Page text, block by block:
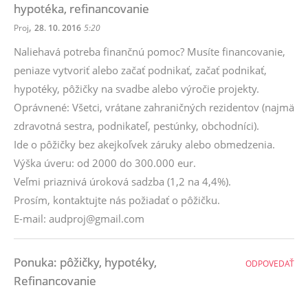
hypotéka, refinancovanie
Proj, 28. 10. 2016 5:20
Naliehavá potreba finančnú pomoc? Musíte financovanie,
peniaze vytvoriť alebo začať podnikať, začať podnikať,
hypotéky, pôžičky na svadbe alebo výročie projekty.
Oprávnené: Všetci, vrátane zahraničných rezidentov (najmä
zdravotná sestra, podnikateľ, pestúnky, obchodníci).
Ide o pôžičky bez akejkoľvek záruky alebo obmedzenia.
Výška úveru: od 2000 do 300.000 eur.
Veľmi priaznivá úroková sadzba (1,2 na 4,4%).
Prosím, kontaktujte nás požiadať o pôžičku.
E-mail: audproj@gmail.com
Ponuka: pôžičky, hypotéky,
Refinancovanie
ODPOVEDAŤ